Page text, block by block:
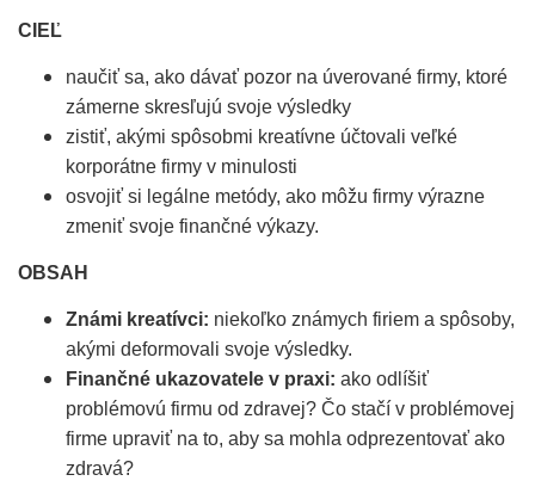
CIEĽ
naučiť sa, ako dávať pozor na úverované firmy, ktoré
zámerne skresľujú svoje výsledky
zistiť, akými spôsobmi kreatívne účtovali veľké
korporátne firmy v minulosti
osvojiť si legálne metódy, ako môžu firmy výrazne
zmeniť svoje finančné výkazy.
OBSAH
Známi kreatívci: niekoľko známych firiem a spôsoby,
akými deformovali svoje výsledky.
Finančné ukazovatele v praxi: ako odlíšiť
problémovú firmu od zdravej? Čo stačí v problémovej
firme upraviť na to, aby sa mohla odprezentovať ako
zdravá?